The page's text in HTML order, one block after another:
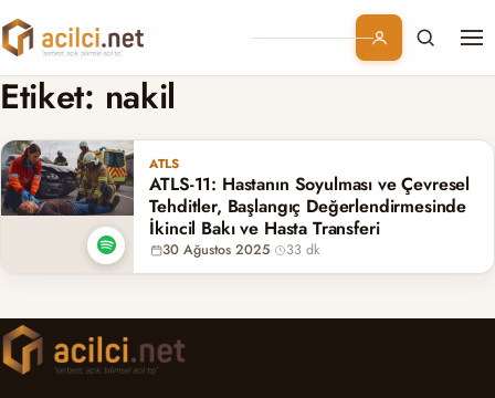
Branşlar
Konular
Kurumsal
Abonelik
Etiket: nakil
ATLS
ATLS-11: Hastanın Soyulması ve Çevresel
Tehditler, Başlangıç Değerlendirmesinde
İkincil Bakı ve Hasta Transferi
30 Ağustos 2025· 33 dk